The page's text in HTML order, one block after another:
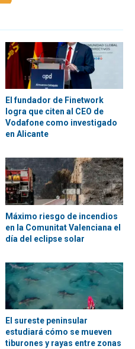
El fundador de Finetwork
logra que citen al CEO de
Vodafone como investigado
en Alicante
Máximo riesgo de incendios
en la Comunitat Valenciana el
día del eclipse solar
El sureste peninsular
estudiará cómo se mueven
tiburones y rayas entre zonas